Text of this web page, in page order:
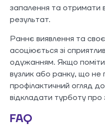
запалення та отримати
результат.
Раннє виявлення та
асоціюється зі
одужанням. Якщо
вузлик або ранку, що не
профілактичний огляд
відкладати турботу про
FAQ